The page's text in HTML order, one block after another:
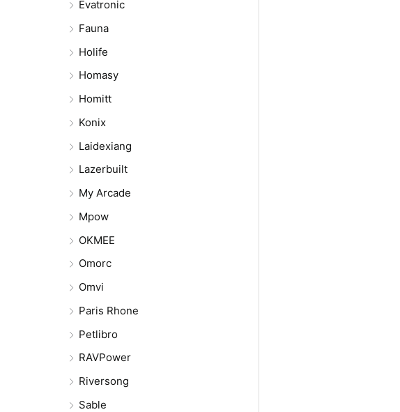
Evatronic
Fauna
Holife
Homasy
Homitt
Konix
Laidexiang
Lazerbuilt
My Arcade
Mpow
OKMEE
Omorc
Omvi
Paris Rhone
Petlibro
RAVPower
Riversong
Sable